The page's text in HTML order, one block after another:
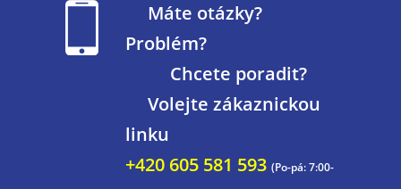
Máte otázky?
Problém?
Chcete poradit?
Volejte zákaznickou
linku
+420 605 581 593 (Po-pá: 7:00-